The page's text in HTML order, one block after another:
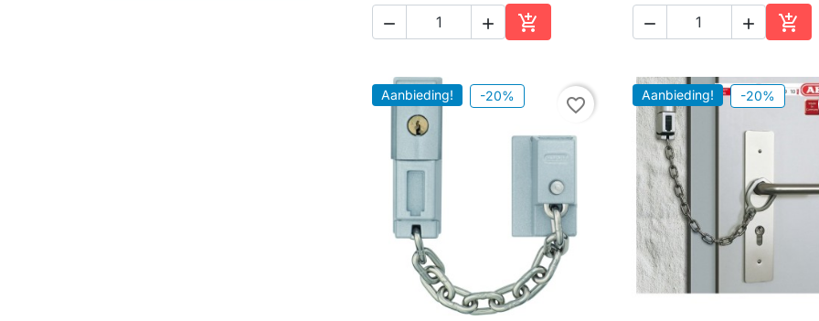
  
In winkelwagen
  
In
Aanbieding! -20% favorite_border Aanbieding! -20%